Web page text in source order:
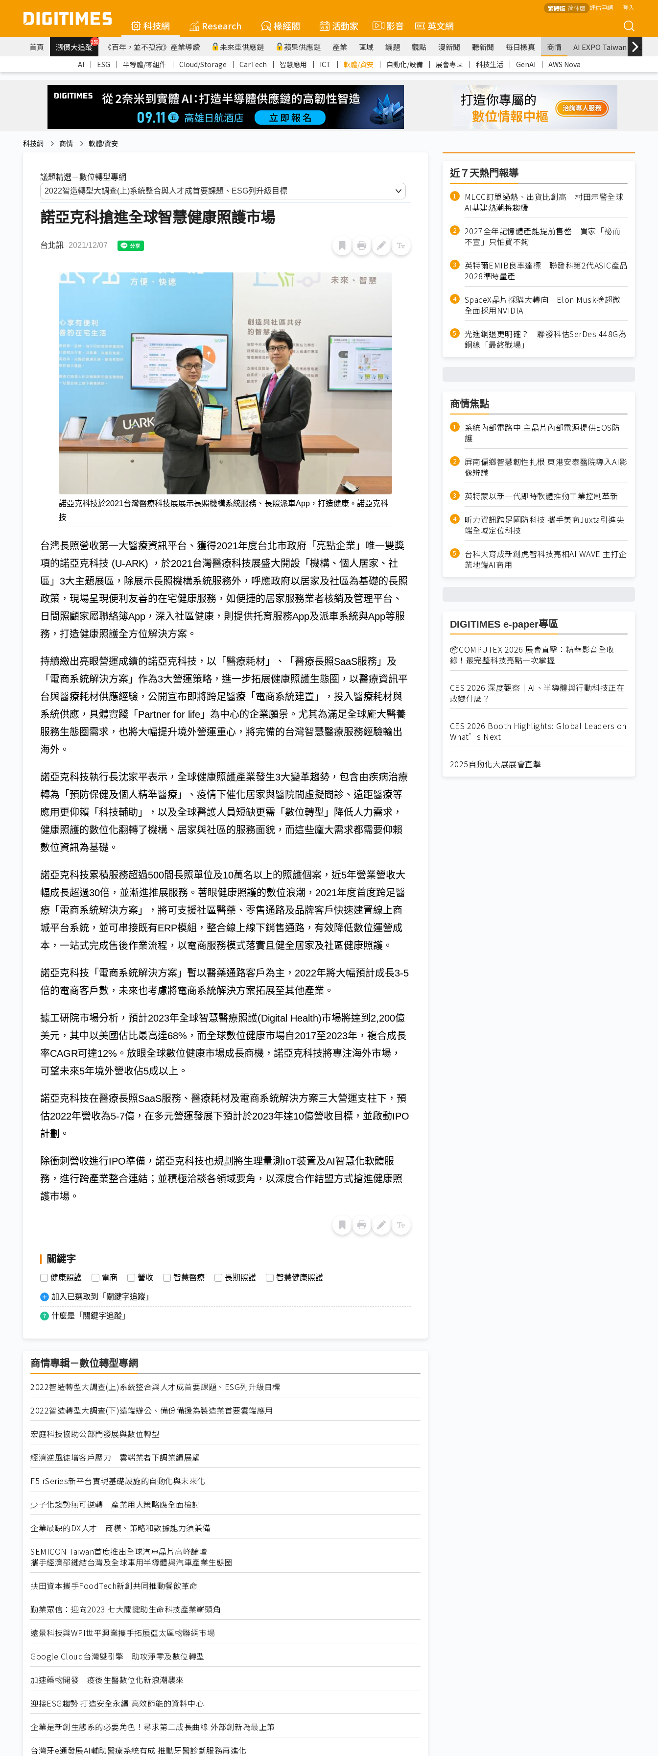
繁體版 简体版 評估申請 登入
科技網 Research 椽經閣 活動家 影音 英文網
首頁 漲價大追蹤259 《百年，並不孤寂》產業導讀 未來車供應鏈 蘋果供應鏈 產業 區域 議題 觀點 漫新聞 聽新聞 每日椽真 商情 AI EXPO Taiwan
AI ｜ ESG ｜ 半導體/零組件 ｜ Cloud/Storage ｜ CarTech ｜ 智慧應用 ｜ ICT ｜ 軟體/資安 ｜ 自動化/設備 ｜ 展會專區 ｜ 科技生活 ｜ GenAI ｜ AWS Nova
科技網 商情 軟體/資安
議題精選－數位轉型專網
諾亞克科搶進全球智慧健康照護市場
台北訊 2021/12/07
諾亞克科技於2021台灣醫療科技展展示長照機構系統服務、長照派車App，打造健康。諾亞克科
技
台灣長照營收第一大醫療資訊平台、獲得2021年度台北市政府「亮點企業」唯一雙獎
項的諾亞克科技 (U-ARK) ，於2021台灣醫療科技展盛大開設「機構、個人居家、社
區」3大主題展區，除展示長照機構系統服務外，呼應政府以居家及社區為基礎的長照
政策，現場呈現便利友善的在宅健康服務，如便捷的居家服務業者核銷及管理平台、
日間照顧家屬聯絡簿App，深入社區健康，則提供托育服務App及派車系統與App等服
務，打造健康照護全方位解決方案。
持續繳出亮眼營運成績的諾亞克科技，以「醫療耗材」、「醫療長照SaaS服務」及
「電商系統解決方案」作為3大營運策略，進一步拓展健康照護生態圈，以醫療資訊平
台與醫療耗材供應經驗，公開宣布即將跨足醫療「電商系統建置」，投入醫療耗材與
系統供應，具體實踐「Partner for life」為中心的企業願景。尤其為滿足全球龐大醫養
服務生態圈需求，也將大幅提升境外營運重心，將完備的台灣智慧醫療服務經驗輸出
海外。
諾亞克科技執行長沈家平表示，全球健康照護產業發生3大變革趨勢，包含由疾病治療
轉為「預防保健及個人精準醫療」、疫情下催化居家與醫院間虛擬問診、遠距醫療等
應用更仰賴「科技輔助」，以及全球醫護人員短缺更需「數位轉型」降低人力需求，
健康照護的數位化翻轉了機構、居家與社區的服務面貌，而這些龐大需求都需要仰賴
數位資訊為基礎。
諾亞克科技累積服務超過500間長照單位及10萬名以上的照護個案，近5年營業營收大
幅成長超過30倍，並漸進推展服務。著眼健康照護的數位浪潮，2021年度首度跨足醫
療「電商系統解決方案」，將可支援社區醫藥、零售通路及品牌客戶快速建置線上商
城平台系統，並可串接既有ERP模組，整合線上線下銷售通路，有效降低數位運營成
本，一站式完成售後作業流程，以電商服務模式落實且健全居家及社區健康照護。
諾亞克科技「電商系統解決方案」暫以醫藥通路客戶為主，2022年將大幅預計成長3-5
倍的電商客戶數，未來也考慮將電商系統解決方案拓展至其他產業。
據工研院市場分析，預計2023年全球智慧醫療照護(Digital Health)市場將達到2,200億
美元，其中以美國佔比最高達68%，而全球數位健康市場自2017至2023年，複合成長
率CAGR可達12%。放眼全球數位健康市場成長商機，諾亞克科技將專注海外市場，
可望未來5年境外營收佔5成以上。
諾亞克科技在醫療長照SaaS服務、醫療耗材及電商系統解決方案三大營運支柱下，預
估2022年營收為5-7億，在多元營運發展下預計於2023年達10億營收目標，並啟動IPO
計劃。
除衝刺營收進行IPO準備，諾亞克科技也規劃將生理量測IoT裝置及AI智慧化軟體服
務，進行跨產業整合連結；並積極洽談各領域要角，以深度合作結盟方式搶進健康照
護市場。
關鍵字
健康照護 電商 營收 智慧醫療 長期照護 智慧健康照護
加入已選取到「關鍵字追蹤」
什麼是「關鍵字追蹤」
商情專輯－數位轉型專網
2022智造轉型大調查(上)系統整合與人才成首要課題、ESG列升級目標
2022智造轉型大調查(下)遠端辦公、備份備援為製造業首要雲端應用
宏庭科技協助公部門發展與數位轉型
經濟逆風徒增客戶壓力 雲端業者下調業績展望
F5 rSeries新平台實現基礎設施的自動化與未來化
少子化趨勢無可逆轉 產業用人策略應全面檢討
企業最缺的DX人才 商模、策略和數據能力須兼備
SEMICON Taiwan首度推出全球汽車晶片高峰論壇
攜手經濟部鏈結台灣及全球車用半導體與汽車產業生態圈
扶田資本攜手FoodTech新創共同推動餐飲革命
勤業眾信：迎向2023 七大關鍵助生命科技產業嶄頭角
遠景科技與WPI世平興業攜手拓展亞太區物聯網市場
Google Cloud台灣雙引擎 助攻淨零及數位轉型
加速藥物開發 疫後生醫數位化新浪潮襲來
迎接ESG趨勢 打造安全永續 高效節能的資料中心
企業是新創生態系的必要角色！尋求第二成長曲線 外部創新為最上策
台灣牙e通發展AI輔助醫療系統有成 推動牙醫診斷服務再進化
近７天熱門報導
MLCC訂單過熱、出貨比創高 村田示警全球
AI基建熱潮將趨緩
2027全年記憶體產能提前售罄 買家「祕而
不宣」只怕買不夠
英特爾EMIB良率達標 聯發科第2代ASIC產品
2028準時量產
SpaceX晶片採購大轉向 Elon Musk捨超微
全面採用NVIDIA
光進銅退更明確？ 聯發科估SerDes 448G為
銅線「最終戰場」
商情焦點
系統內部電路中 主晶片內部電源提供EOS防
護
屏南偏鄉智慧韌性扎根 東港安泰醫院導入AI影
像辨識
英特蒙以新一代即時軟體推動工業控制革新
昕力資訊跨足國防科技 攜手美商Juxta引進尖
端全域定位科技
台科大育成新創虎智科技亮相AI WAVE 主打企
業地端AI商用
DIGITIMES e-paper專區
📦COMPUTEX 2026 展會直擊：精華影音全收
錄！最完整科技亮點一次掌握
CES 2026 深度觀察｜AI、半導體與行動科技正在
改變什麼？
CES 2026 Booth Highlights: Global Leaders on
What’s Next
2025自動化大展展會直擊